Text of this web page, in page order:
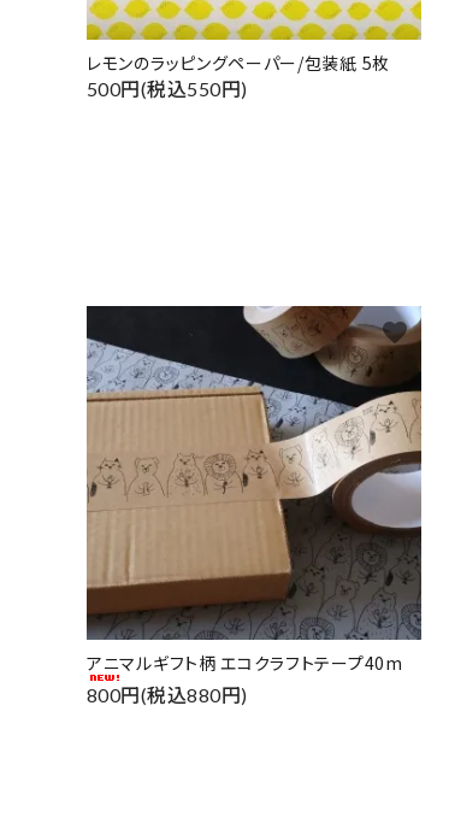
レモンのラッピングペーパー/包装紙 5枚
500円(税込550円)
アニマルギフト柄 エコクラフトテープ40m
800円(税込880円)
favorite